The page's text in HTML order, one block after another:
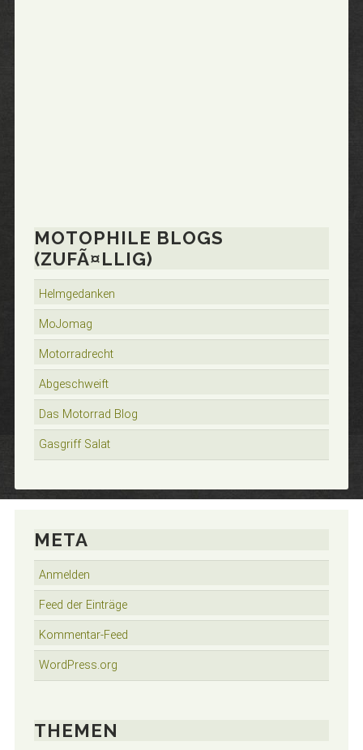
MOTOPHILE BLOGS
(ZUFÃ¤LLIG)
Helmgedanken
MoJomag
Motorradrecht
Abgeschweift
Das Motorrad Blog
Gasgriff Salat
META
Anmelden
Feed der Einträge
Kommentar-Feed
WordPress.org
THEMEN